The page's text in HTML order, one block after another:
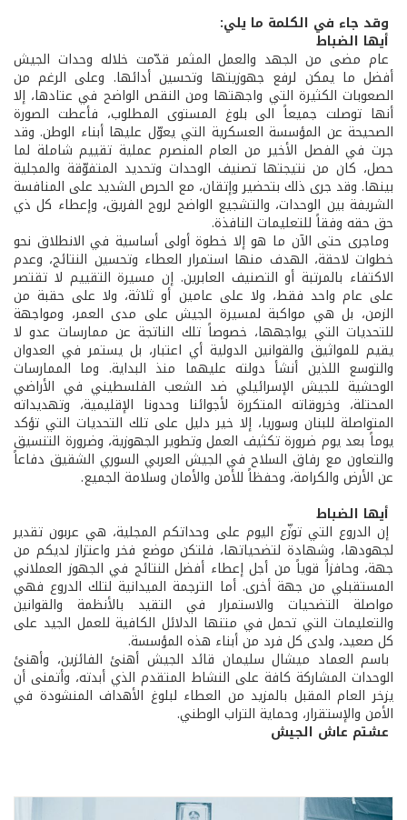
وقد جاء في الكلمة ما يلي:
أيها الضباط
عام مضى من الجهد والعمل المثمر قدّمت خلاله وحدات الجيش
أفضل ما يمكن لرفع جهوزيتها وتحسين أدائها. وعلى الرغم من
الصعوبات الكثيرة التي واجهتها ومن النقص الواضح في عتادها، إلا
أنها توصلت جميعاً الى بلوغ المستوى المطلوب، فأعطت الصورة
الصحيحة عن المؤسسة العسكرية التي يعوّل عليها أبناء الوطن. وقد
جرت في الفصل الأخير من العام المنصرم عملية تقييم شاملة لما
حصل، كان من نتيجتها تصنيف الوحدات وتحديد المتفوّقة والمجلية
بينها. وقد جرى ذلك بتحضير وإتقان، مع الحرص الشديد على المنافسة
الشريفة بين الوحدات، والتشجيع الواضح لروح الفريق، وإعطاء كل ذي
حق حقه وفقاً للتعليمات النافذة.
وماجرى حتى الآن ما هو إلا خطوة أولى أساسية في الانطلاق نحو
خطوات لاحقة، الهدف منها استمرار العطاء وتحسين النتائج، وعدم
الاكتفاء بالمرتبة أو التصنيف العابرين. إن مسيرة التقييم لا تقتصر
على عام واحد فقط، ولا على عامين أو ثلاثة، ولا على حقبة من
الزمن، بل هي مواكبة لمسيرة الجيش على مدى العمر، ومواجهة
للتحديات التي يواجهها، خصوصاً تلك الناتجة عن ممارسات عدو لا
يقيم للمواثيق والقوانين الدولية أي اعتبار، بل يستمر في العدوان
والتوسع اللذين أنشأ دولته عليهما منذ البداية. وما الممارسات
الوحشية للجيش الإسرائيلي ضد الشعب الفلسطيني في الأراضي
المحتلة، وخروقاته المتكررة لأجوائنا وحدونا الإقليمية، وتهديداته
المتواصلة للبنان وسوريا، إلا خير دليل على تلك التحديات التي تؤكد
يوماً بعد يوم ضرورة تكثيف العمل وتطوير الجهوزية، وضرورة التنسيق
والتعاون مع رفاق السلاح في الجيش العربي السوري الشقيق دفاعاً
عن الأرض والكرامة، وحفظاً للأمن والأمان وسلامة الجميع.
أيها الضباط
إن الدروع التي توزّع اليوم على وحداتكم المجلية، هي عربون تقدير
لجهودها، وشهادة لتضحياتها، فلتكن موضع فخر واعتزاز لديكم من
جهة، وحافزاً قوياً من أجل إعطاء أفضل النتائج في الجهوز العملاني
المستقبلي من جهة أخرى. أما الترجمة الميدانية لتلك الدروع فهي
مواصلة التضحيات والاستمرار في التقيد بالأنظمة والقوانين
والتعليمات التي تحمل في متنها الدلائل الكافية للعمل الجيد على
كل صعيد، ولدى كل فرد من أبناء هذه المؤسسة.
باسم العماد ميشال سليمان قائد الجيش أهنئ الفائزين، وأهنئ
الوحدات المشاركة كافة على النشاط المتقدم الذي أبدته، وأتمنى أن
يزخر العام المقبل بالمزيد من العطاء لبلوغ الأهداف المنشودة في
الأمن والإستقرار، وحماية التراب الوطني.
عشتم عاش الجيش